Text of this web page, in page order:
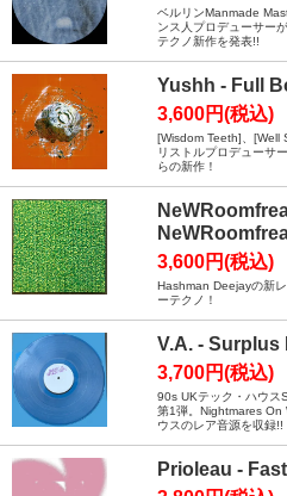
ベルリンManmade
ンス人プロデューサー
テクノ新作を発表!!
Yushh - Full
3,600円(税込)
[Wisdom Teeth]、[Well
リストルプロデューサ
らの新作！
3,600円(税込)
Hashman Deejayの新
ーテクノ！
V.A. - Surplus
3,700円(税込)
90s UKテック・ハウス
第1弾。Nightmares On
ウスのレア音源を収録!!
Prioleau -